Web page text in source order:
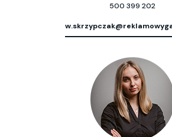
500 399 202